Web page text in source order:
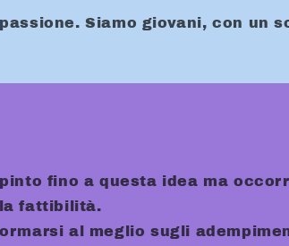
Siamo giovani, con un
fino a questa idea ma
la fattibilità.
al meglio sugli